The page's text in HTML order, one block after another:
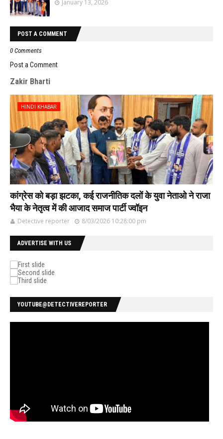
January 13, 2026
POST A COMMENT
0 Comments
Post a Comment
Zakir Bharti
HINDI KHABAR
कांग्रेस को बड़ा झटका, कई राजनीतिक दलों के युवा नेताओ ने राजा
भैया के नेतृत्व में की आजाद समाज पार्टी ज्वॉइन
Detective reporter 8/03/2026 10:28:00 pm
ADVERTISE WITH US
YOUTUBE@DETECTIVEREPORTER